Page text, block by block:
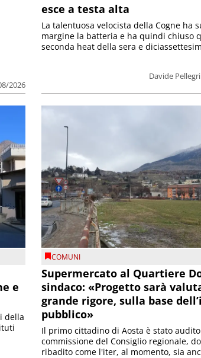
2026
esce a testa alta
Davide
La talentuosa velocista della Cogne ha
margine la batteria e ha quindi chiuso
seconda heat della sera e
e
della
COMUNI
Supermercato al Quartiere
sindaco: «Progetto sarà
grande rigore, sulla base
pubblico»
Il primo cittadino di Aosta è stato
commissione del Consiglio regionale,
ribadito come l'iter, al momento, sia